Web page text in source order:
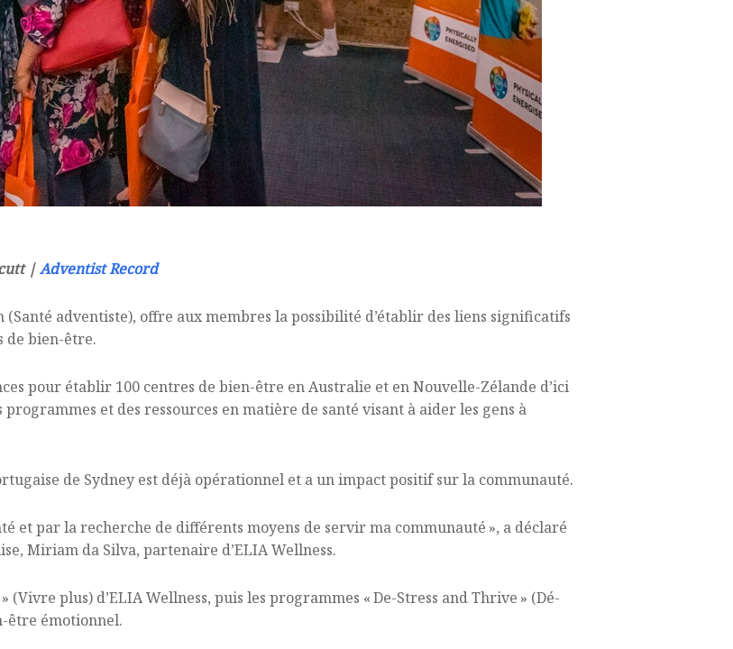
|Adventist Record
adventiste), offre aux membres la possibilité d’établir des liens significatifs
de bien-être.
pour établir 100 centres de bien-être en Australie et en Nouvelle-Zélande d’ici
et des ressources en matière de santé visant à aider les gens à
de Sydney est déjà opérationnel et a un impact positif sur la communauté.
et par la recherche de différents moyens de servir ma communauté », a déclaré
Miriam da Silva, partenaire d’ELIA Wellness.
(Vivre plus) d’ELIA Wellness, puis les programmes « De-Stress and Thrive » (Dé-
être émotionnel.